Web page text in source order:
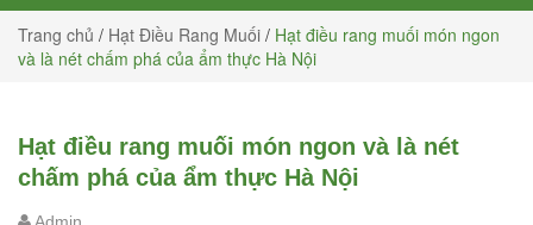
Trang chủ / Hạt Điều Rang Muối / Hạt điều rang muối món ngon
và là nét chấm phá của ẩm thực Hà Nội
Hạt điều rang muối món ngon và là nét
chấm phá của ẩm thực Hà Nội